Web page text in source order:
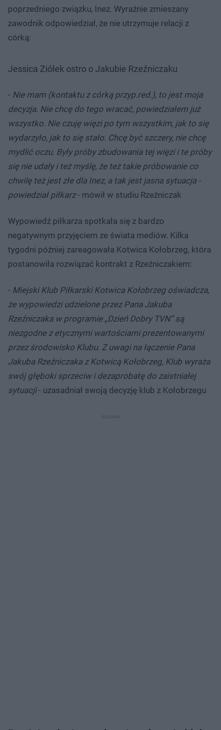
poprzedniego związku, Inez. Wyraźnie zmieszany
zawodnik odpowiedział, że nie utrzymuje relacji z
córką:
Jessica Ziółek ostro o Jakubie Rzeźniczaku
- Nie mam (kontaktu z córką przyp.red.), to jest moja
decyzja. Nie chcę do tego wracać, powiedziałem już
wszystko. Nie czuję więzi po tym wszystkim, jak to się
wydarzyło, jak to się stało. Chcę być szczery, nie chcę
mydlić oczu. Były próby zbudowania tej więzi i te próby
się nie udały i też myślę, że też takie próbowanie co
chwilę też jest złe dla Inez, a tak jest jasna sytuacja -
powiedział piłkarz- mówił w studiu Rzeźniczak
Wypowiedź piłkarza spotkała się z bardzo
negatywnym przyjęciem ze świata mediów. Kilka
tygodni później zareagowała Kotwica Kołobrzeg, która
postanowiła rozwiązać kontrakt z Rzeźniczakiem:
- Miejski Klub Piłkarski Kotwica Kołobrzeg oświadcza,
że wypowiedzi udzielone przez Pana Jakuba
Rzeźniczaka w programie „Dzień Dobry TVN” są
niezgodne z etycznymi wartościami prezentowanymi
przez środowisko Klubu. Z uwagi na łączenie Pana
Jakuba Rzeźniczaka z Kotwicą Kołobrzeg, Klub wyraża
swój głęboki sprzeciw i dezaprobatę do zaistniałej
sytuacji- uzasadniał swoją decyzję klub z Kołobrzegu